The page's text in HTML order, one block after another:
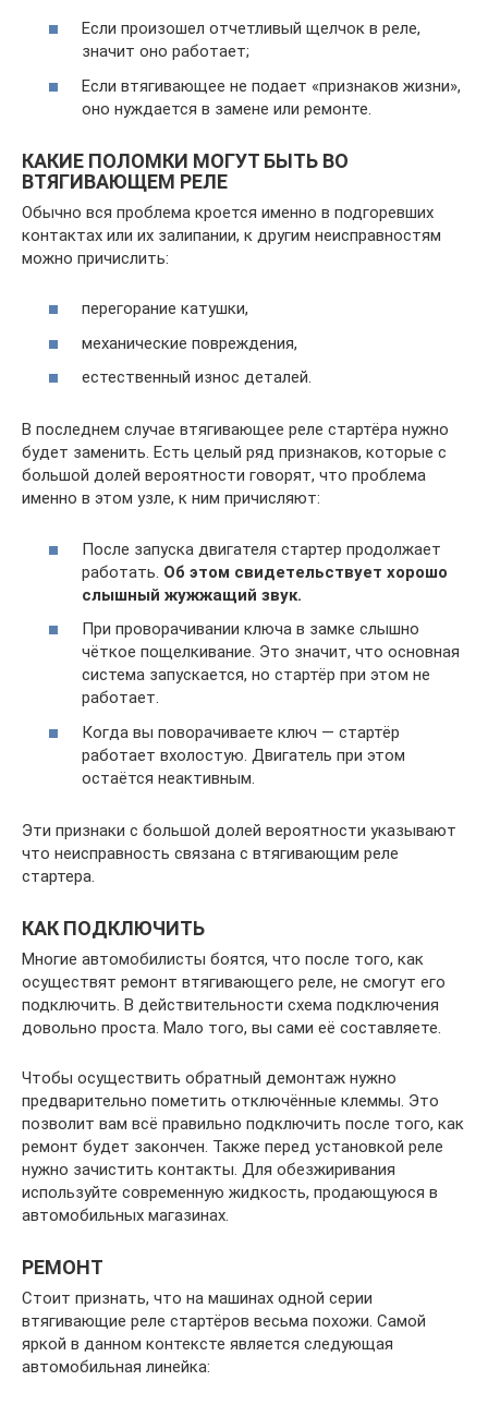
Если произошел отчетливый щелчок в реле,
значит оно работает;
Если втягивающее не подает «признаков жизни»,
оно нуждается в замене или ремонте.
КАКИЕ ПОЛОМКИ МОГУТ БЫТЬ ВО
ВТЯГИВАЮЩЕМ РЕЛЕ
Обычно вся проблема кроется именно в подгоревших
контактах или их залипании, к другим неисправностям
можно причислить:
перегорание катушки,
механические повреждения,
естественный износ деталей.
В последнем случае втягивающее реле стартёра нужно
будет заменить. Есть целый ряд признаков, которые с
большой долей вероятности говорят, что проблема
именно в этом узле, к ним причисляют:
После запуска двигателя стартер продолжает
работать. Об этом свидетельствует хорошо
слышный жужжащий звук.
При проворачивании ключа в замке слышно
чёткое пощелкивание. Это значит, что основная
система запускается, но стартёр при этом не
работает.
Когда вы поворачиваете ключ — стартёр
работает вхолостую. Двигатель при этом
остаётся неактивным.
Эти признаки с большой долей вероятности указывают
что неисправность связана с втягивающим реле
стартера.
КАК ПОДКЛЮЧИТЬ
Многие автомобилисты боятся, что после того, как
осуществят ремонт втягивающего реле, не смогут его
подключить. В действительности схема подключения
довольно проста. Мало того, вы сами её составляете.
Чтобы осуществить обратный демонтаж нужно
предварительно пометить отключённые клеммы. Это
позволит вам всё правильно подключить после того, как
ремонт будет закончен. Также перед установкой реле
нужно зачистить контакты. Для обезжиривания
используйте современную жидкость, продающуюся в
автомобильных магазинах.
РЕМОНТ
Стоит признать, что на машинах одной серии
втягивающие реле стартёров весьма похожи. Самой
яркой в данном контексте является следующая
автомобильная линейка: